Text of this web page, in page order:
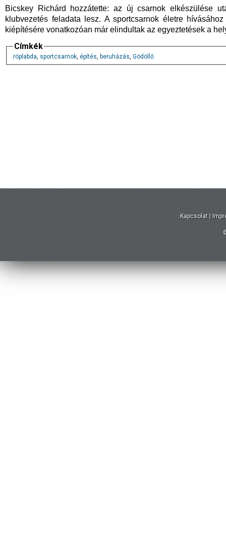
Bicskey Richárd hozzátette: az új csarnok elkészülése
klubvezetés feladata lesz. A sportcsarnok életre
kiépítésére vonatkozóan már elindultak az egyeztetések a
Címkék
röplabda, sportcsarnok, építés, beruházás, Gödöllő
Kapcsolat |